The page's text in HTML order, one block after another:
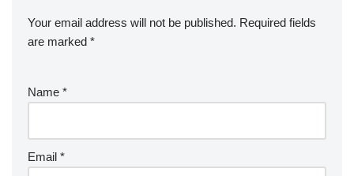
Your email address will not be published. Required fields
are marked *
Name *
Email *